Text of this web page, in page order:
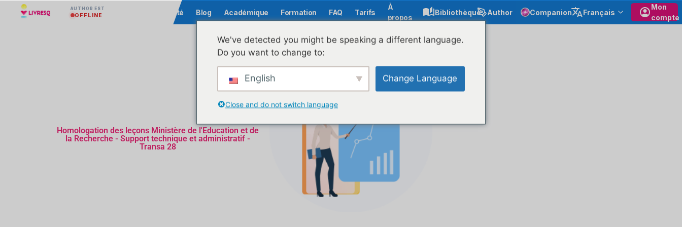
AUTHOR EST
OFFLINE Communauté Blog Académique Formation FAQ Tarifs
À
propos
Bibliothèque Author Companion Français
Mon
compte
Homologation des leçons Ministère de l'Education et de
la Recherche - Support technique et administratif -
Transa 28
We've detected you might be speaking a different language.
Do you want to change to:
English Change Language
Close and do not switch language